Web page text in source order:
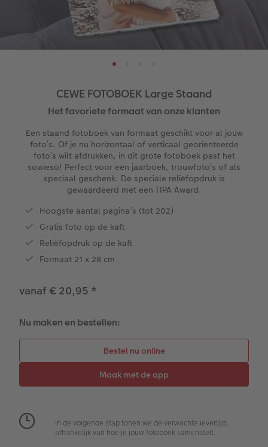
XXL Staand
XXL Liggend
Compact Vierkant
Kids
Papiersoorten
Kaftsoorten
Mogelijkheden
Reliëfopdruk
Making Memories
Retro prints
Mini retro prints
Fine art prints
Mini prints
Foto in lijst
Premium poster
Fotosets
Fotostickers
Alle extra's
Galerijprint
Foto op forex
Foto op hexxas
Meerluik
Alle extra's
Verjaardagskalenders
Papiersoorten
Om op te schrijven
Met designs
Making Memories Wandkalenders
Alle extra's
Kantoorartikelen
Textiel
Dierencadeaus
Telefoonhoesjes
Fotogeschenkboxen
Art prints
Kaart met insteekfoto
Trouwkaarten
Verjaardagskaarten
Communiekaarten
Alle thema's
Met reliëfopdruk
CEWE FOTOBOEK Large Staand
Het favoriete formaat van onze klanten
Een staand fotoboek van formaat geschikt voor al jouw
foto’s. Of je nu horizontaal of verticaal georiënteerde
foto’s wilt afdrukken, in dit grote fotoboek past het
sowieso! Perfect voor een jaarboek, trouwfoto’s of als
speciaal geschenk. De speciale reliëfopdruk is
gewaardeerd met een TIPA Award.
Hoogste aantal pagina’s (tot 202)
Gratis foto op de kaft
Reliëfopdruk op de kaft
Formaat 21 x 28 cm
vanaf € 20,95 *
Nu maken en bestellen:
In de volgende stap tonen we de verwachte levertijd,
afhankelijk van hoe je jouw fotoboek samenstelt.